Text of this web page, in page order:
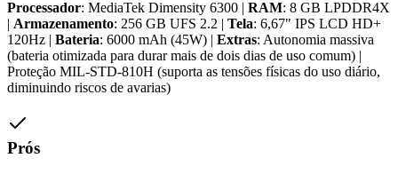
Processador: MediaTek Dimensity 6300 | RAM: 8 GB LPDDR4X
| Armazenamento: 256 GB UFS 2.2 | Tela: 6,67" IPS LCD HD+
120Hz | Bateria: 6000 mAh (45W) | Extras: Autonomia massiva
(bateria otimizada para durar mais de dois dias de uso comum) |
Proteção MIL-STD-810H (suporta as tensões físicas do uso diário,
diminuindo riscos de avarias)
Prós